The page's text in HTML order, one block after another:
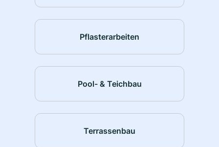
Pflasterarbeiten
Pool- & Teichbau
Terrassenbau